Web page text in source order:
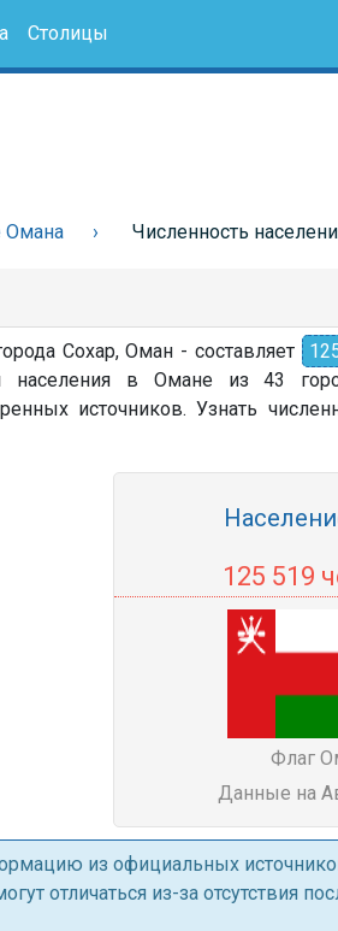
Столицы
Омана Численность
Сохар, Оман - составляет
населения в Омане из 43
источников. Узнать
125 519
Флаг
Данные на
из официальных
отличаться из-за отсутствия